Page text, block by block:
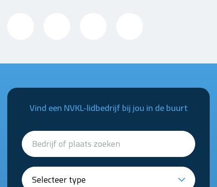
Vind een NVKL-lidbedrijf bij jou in de buurt